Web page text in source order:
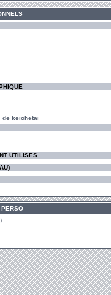
keiohetai
UTILISES
PERSO